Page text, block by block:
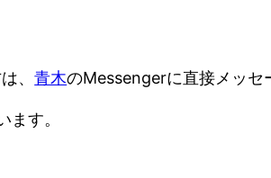
、青木のMessengerに直接メッセ
す。